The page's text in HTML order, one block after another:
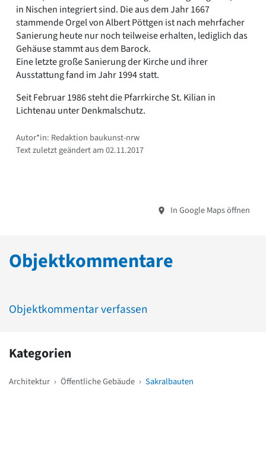
in Nischen integriert sind. Die aus dem Jahr 1667
stammende Orgel von Albert Pöttgen ist nach mehrfacher
Sanierung heute nur noch teilweise erhalten, lediglich das
Gehäuse stammt aus dem Barock.
Eine letzte große Sanierung der Kirche und ihrer
Ausstattung fand im Jahr 1994 statt.
Seit Februar 1986 steht die Pfarrkirche St. Kilian in
Lichtenau unter Denkmalschutz.
Autor*in: Redaktion baukunst-nrw
Text zuletzt geändert am 02.11.2017
In Google Maps öffnen
Objektkommentare
Objektkommentar verfassen
Kategorien
Architektur › Öffentliche Gebäude › Sakralbauten